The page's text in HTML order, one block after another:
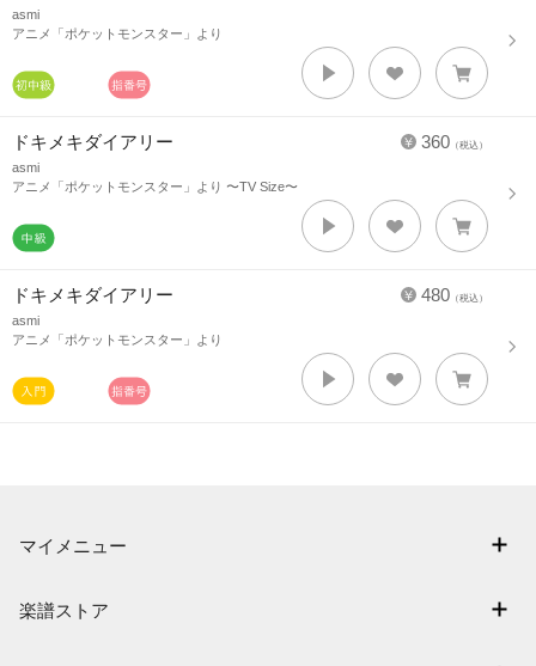
asmi
アニメ「ポケットモンスター」より
360 （税込）
ドキメキダイアリー
asmi
アニメ「ポケットモンスター」より 〜TV Size〜
480 （税込）
ドキメキダイアリー
asmi
アニメ「ポケットモンスター」より
マイメニュー
楽譜ストア